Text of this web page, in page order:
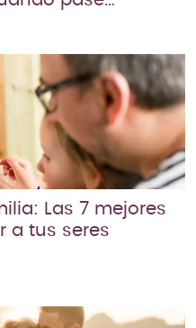
Las 7 mejores
a tus seres